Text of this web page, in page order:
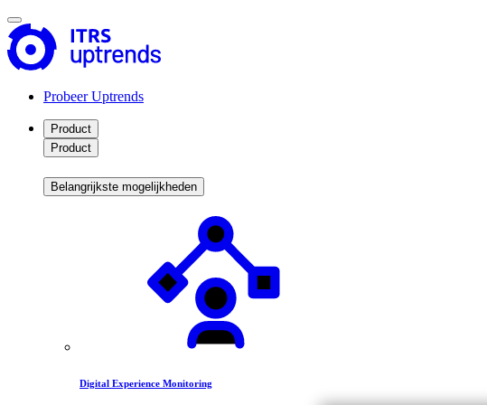
Probeer Uptrends
Product
Product
Belangrijkste mogelijkheden
Digital Experience Monitoring